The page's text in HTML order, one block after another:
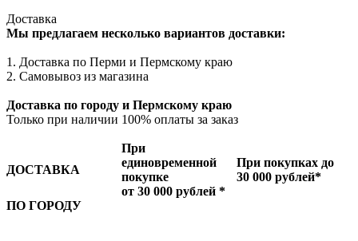
Доставка
Мы предлагаем несколько вариантов доставки:
1. Доставка по Перми и Пермскому краю
2. Самовывоз из магазина
Доставка по городу и Пермскому краю
Только при наличии 100% оплаты за заказ
ДОСТАВКА
При
единовременной
покупке
от 30 000 рублей *
При покупках до
30 000 рублей*
ПО ГОРОДУ